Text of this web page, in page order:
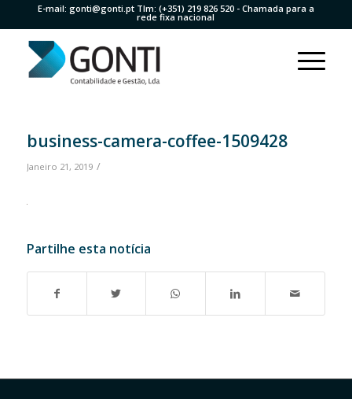
E-mail: gonti@gonti.ptTlm: (+351) 219 826 520- Chamada para a
rede fixa nacional
business-camera-coffee-1509428
Janeiro 21, 2019 /
Partilhe esta notícia